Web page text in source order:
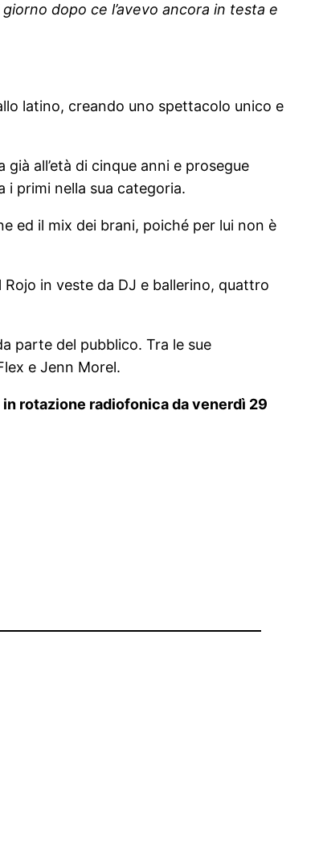
dopo ce l’avevo ancora in testa e
latino, creando uno spettacolo unico e
all’età di cinque anni e prosegue
primi nella sua categoria.
ed il mix dei brani, poiché per lui non è
in veste da DJ e ballerino, quattro
parte del pubblico. Tra le sue
e Jenn Morel.
rotazione radiofonica da venerdì 29